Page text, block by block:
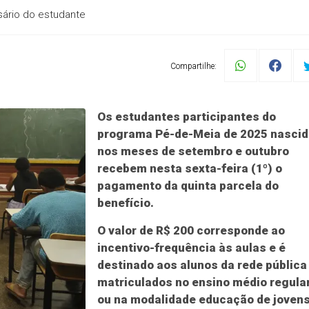
do estudante
Compartilhe:
Os estudantes participantes do
programa Pé-de-Meia de 2025
nos meses de setembro e outubro
recebem nesta sexta-feira (1º) o
pagamento da quinta parcela do
benefício.
O valor de R$ 200 corresponde ao
incentivo-frequência às aulas e é
destinado aos alunos da rede pública
matriculados no ensino médio
ou na modalidade educação de